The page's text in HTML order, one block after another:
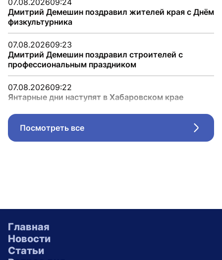
07.08.202609:24
Дмитрий Демешин поздравил жителей края с Днём
физкультурника
07.08.202609:23
Дмитрий Демешин поздравил строителей с
профессиональным праздником
07.08.202609:22
Янтарные дни наступят в Хабаровском крае
Посмотреть все
Главная
Новости
Статьи